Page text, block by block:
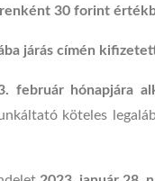
30 forint
járás címén
február hónapjára
köteles